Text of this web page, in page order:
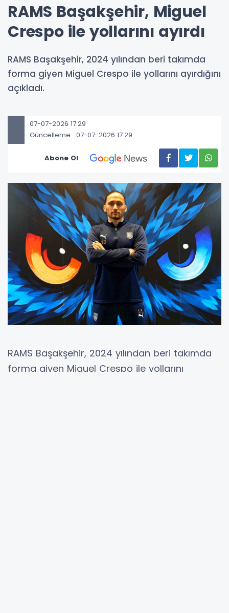
RAMS Başakşehir, Miguel
Crespo ile yollarını ayırdı
RAMS Başakşehir, 2024 yılından beri takımda
forma giyen Miguel Crespo ile yollarını ayırdığını
açıkladı.
07-07-2026 17:29
Güncelleme : 07-07-2026 17:29
Abone Ol
RAMS Başakşehir, 2024 yılından beri takımda
forma giyen Miguel Crespo ile yollarını